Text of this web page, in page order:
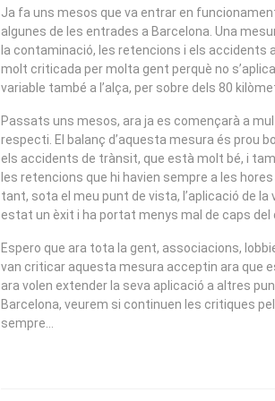
Ja fa uns mesos que va entrar en
algunes de les entrades a Barcelona. Una
la contaminació, les retencions i els accidents
molt criticada per molta gent perquè no
variable també a l’alça, per sobre dels 80
Passats uns mesos, ara ja es començarà a
respecti. El balanç d’aquesta mesura és prou
els accidents de trànsit, que està molt bé, i
les retencions que hi havien sempre a les
tant, sota el meu punt de vista, l’aplicació de
estat un èxit i ha portat menys mal de caps del
Espero que ara tota la gent, associacions,
van criticar aquesta mesura acceptin ara que
ara volen extender la seva aplicació a altres
Barcelona, veurem si continuen les critiques
sempre…